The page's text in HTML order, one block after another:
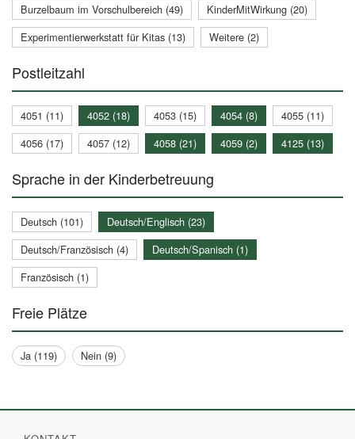
Burzelbaum im Vorschulbereich (49)
KinderMitWirkung (20)
Experimentierwerkstatt für Kitas (13)
Weitere (2)
Postleitzahl
4051 (11) 4052 (18) 4053 (15) 4054 (8)
4055 (11)
4056 (17)
4057 (12) 4058 (21) 4059 (2) 4125 (13)
Sprache in der Kinderbetreuung
Deutsch (101)
Deutsch/Englisch (23)
Deutsch/Französisch (4)
Deutsch/Spanisch (1)
Französisch (1)
Freie Plätze
Ja (119) Nein (9)